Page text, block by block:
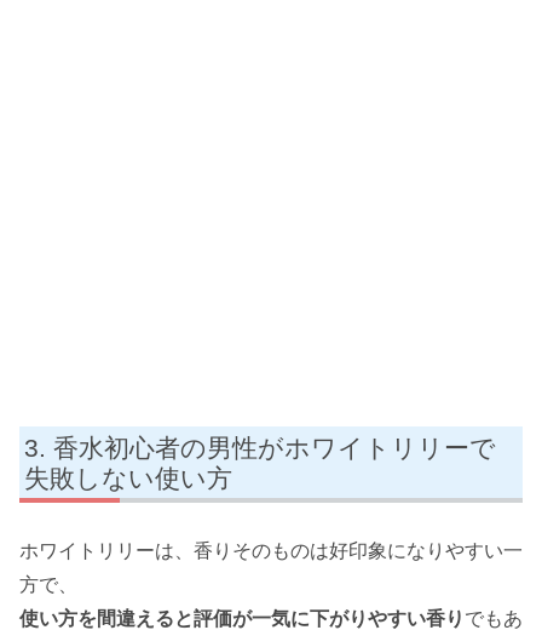
香水初心者の男性がホワイトリリーで
失敗しない使い方
ホワイトリリーは、香りそのものは好印象になりやすい一
方で、
使い方を間違えると評価が一気に下がりやすい香り でもあ